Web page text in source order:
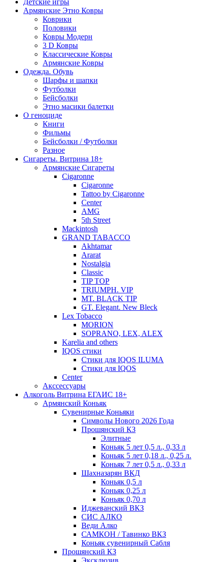
Детские игры
Армянские Этно Ковры
Коврики
Половики
Ковры Модерн
3 D Ковры
Классические Ковры
Армянские Ковры
Одежда. Обувь
Шарфы и шапки
Футболки
Бейсболки
Этно масики балетки
О геноциде
Книги
Фильмы
Бейсболки / Футболки
Разное
Сигареты. Витрина 18+
Армянские Сигареты
Cigaronne
Cigaronne
Tattoo by Cigaronne
Center
AMG
5th Street
Mackintosh
GRAND TABACCO
Akhtamar
Ararat
Nostalgia
Classic
TIP TOP
TRIUMPH. VIP
MT. BLACK TIP
GT. Elegant. New Bleck
Lex Tobacco
MORION
SOPRANO, LEX, ALEX
Karelia and others
IQOS стики
Стики для IQOS ILUMA
Стики для IQOS
Сenter
Акссессуары
Алкоголь Витрина ЕГАИС 18+
Армянский Коньяк
Сувенирные Коньяки
Символы Нового 2026 Года
Прошянский КЗ
Элитные
Коньяк 5 лет 0,5 л., 0,33 л
Коньяк 5 лет 0,18 л., 0,25 л.
Коньяк 7 лет 0,5 л., 0,33 л
Шахназарян ВКД
Коньяк 0,5 л
Коньяк 0,25 л
Коньяк 0,70 л
Иджеванский ВКЗ
СИС АЛКО
Веди Алко
САМКОН / Тавинко ВКЗ
Коньяк сувенирный Сабля
Прошянский КЗ
Эксклюзив